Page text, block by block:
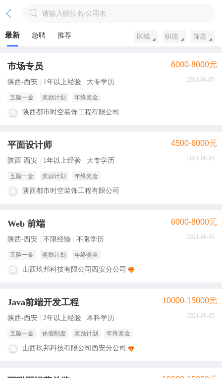
请输入职位名/公司名
最新 急聘 推荐 区域 职能 筛选
市场专员 6000-8000元
2021-06-05
陕西-西安 1年以上经验 大专学历
五险一金 奖励计划 年终奖金
陕西都市时空装饰工程有限公司
平面设计师 4500-6000元
2021-06-05
陕西-西安 1年以上经验 大专学历
五险一金 奖励计划 年终奖金
陕西都市时空装饰工程有限公司
Web 前端 6000-8000元
2021-06-05
陕西-西安 不限经验 不限学历
五险一金 奖励计划 年终奖金
山西玖邦科技有限公司西安分公司
Java前端开发工程 10000-15000元
2021-06-05
陕西-西安 2年以上经验 本科学历
五险一金 休假制度 奖励计划 年终奖金
山西玖邦科技有限公司西安分公司